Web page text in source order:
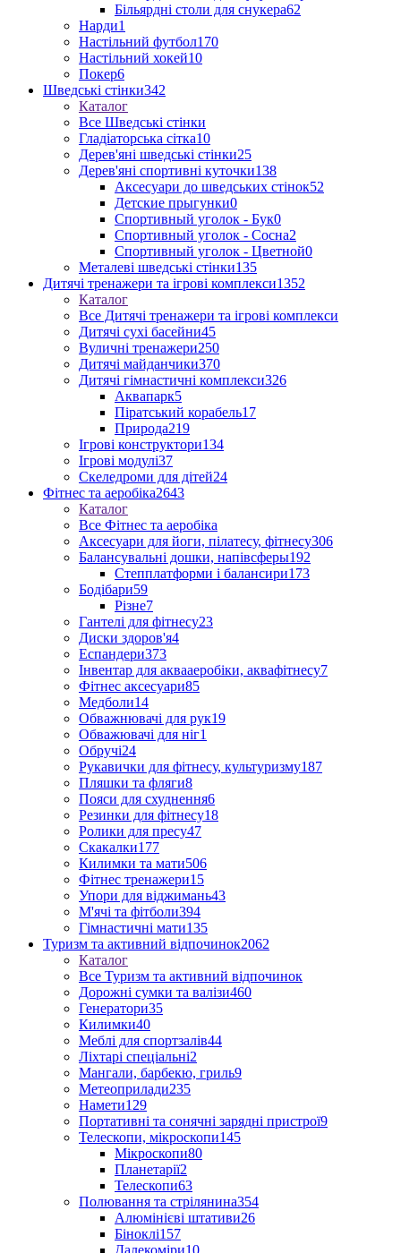
Більярдні столи для снукера62
Нарди1
Настільний футбол170
Настільний хокей10
Покер6
Шведські стінки342
Каталог
Все Шведські стінки
Гладіаторська сітка10
Дерев'яні шведські стінки25
Дерев'яні спортивні куточки138
Аксесуари до шведських стінок52
Детские прыгунки0
Спортивный уголок - Бук0
Спортивный уголок - Сосна2
Спортивный уголок - Цветной0
Металеві шведські стінки135
Дитячі тренажери та ігрові комплекси1352
Каталог
Все Дитячі тренажери та ігрові комплекси
Дитячі сухі басейни45
Вуличні тренажери250
Дитячі майданчики370
Дитячі гімнастичні комплекси326
Аквапарк5
Піратський корабель17
Природа219
Ігрові конструктори134
Ігрові модулі37
Скеледроми для дітей24
Фітнес та аеробіка2643
Каталог
Все Фітнес та аеробіка
Аксесуари для йоги, пілатесу, фітнесу306
Балансувальні дошки, напівсферы192
Степплатформи і балансири173
Бодібари59
Різне7
Гантелі для фітнесу23
Диски здоров'я4
Еспандери373
Інвентар для аквааеробіки, аквафітнесу7
Фітнес аксесуари85
Медболи14
Обважнювачі для рук19
Обважювачі для ніг1
Обручі24
Рукавички для фітнесу, культуризму187
Пляшки та фляги8
Пояси для схуднення6
Резинки для фітнесу18
Ролики для пресу47
Скакалки177
Килимки та мати506
Фітнес тренажери15
Упори для віджимань43
М'ячі та фітболи394
Гімнастичні мати135
Туризм та активний відпочинок2062
Каталог
Все Туризм та активний відпочинок
Дорожні сумки та валізи460
Генератори35
Килимки40
Меблі для спортзалів44
Ліхтарі спеціальні2
Мангали, барбекю, гриль9
Метеоприлади235
Намети129
Портативні та сонячні зарядні пристрої9
Телескопи, мікроскопи145
Мікроскопи80
Планетарії2
Телескопи63
Полювання та стрілянина354
Алюмінієві штативи26
Біноклі157
Далекоміри10